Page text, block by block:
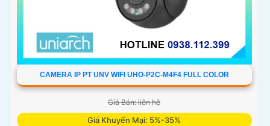
CAMERA IP PT UNV WIFI UHO-P2C-M4F4 FULL COLOR
Giá Bán: liên hệ
Giá Khuyến Mại: 5%-35%